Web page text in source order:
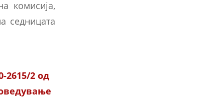
комисија,
седницата
2615/2 од